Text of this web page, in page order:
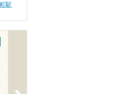
駅